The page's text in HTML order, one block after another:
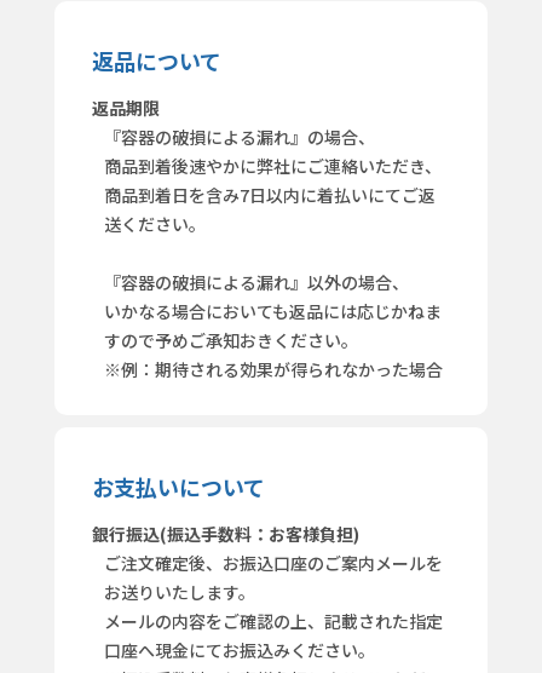
返品について
返品期限
『容器の破損による漏れ』の場合、
商品到着後速やかに弊社にご連絡いただき、
商品到着日を含み7日以内に着払いにてご返
送ください。
『容器の破損による漏れ』以外の場合、
いかなる場合においても返品には応じかねま
すので予めご承知おきください。
※例：期待される効果が得られなかった場合
お支払いについて
銀行振込(振込手数料：お客様負担)
ご注文確定後、お振込口座のご案内メールを
お送りいたします。
メールの内容をご確認の上、記載された指定
口座へ現金にてお振込みください。